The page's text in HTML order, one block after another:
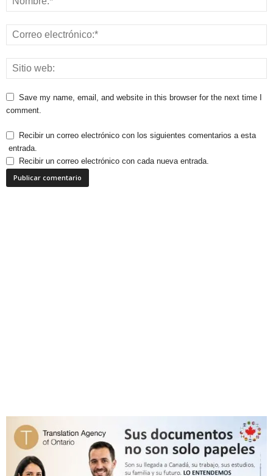
Save my name, email, and website in this browser for the next time I
comment.
Recibir un correo electrónico con los siguientes comentarios a esta
entrada.
Recibir un correo electrónico con cada nueva entrada.